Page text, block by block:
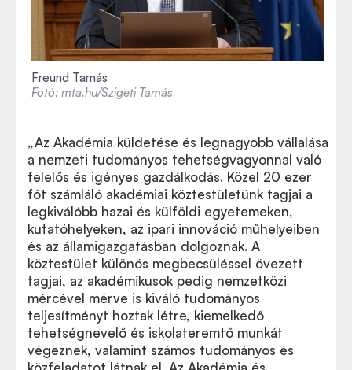
Freund Tamás
Fotó: mta.hu/Szigeti Tamás
„Az Akadémia küldetése és legnagyobb vállalása
a nemzeti tudományos tehetségvagyonnal való
felelős és igényes gazdálkodás. Közel 20 ezer
főt számláló akadémiai köztestületünk tagjai a
legkiválóbb hazai és külföldi egyetemeken,
kutatóhelyeken, az ipari innováció műhelyeiben
és az államigazgatásban dolgoznak. A
köztestület különös megbecsüléssel övezett
tagjai, az akadémikusok pedig nemzetközi
mércével mérve is kiváló tudományos
teljesítményt hoztak létre, kiemelkedő
tehetségnevelő és iskolateremtő munkát
végeznek, valamint számos tudományos és